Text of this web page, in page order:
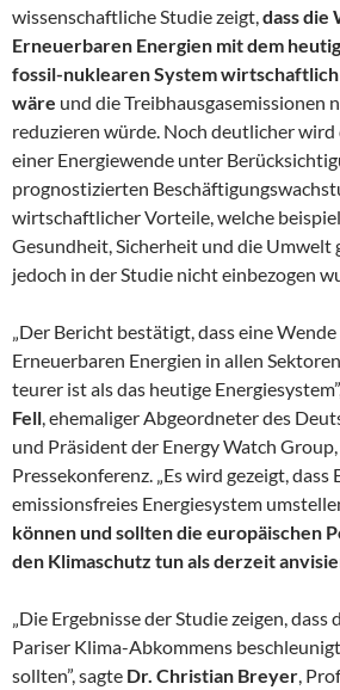
wissenschaftliche Studie zeigt,dass die
Erneuerbaren Energien mit dem
fossil-nuklearen System
wäre und die Treibhausgasemissionen
reduzieren würde. Noch deutlicher
einer Energiewende unter
prognostizierten
wirtschaftlicher Vorteile, welche
Gesundheit, Sicherheit und die Umwelt
jedoch in der Studie nicht einbezogen
„Der Bericht bestätigt, dass eine
Erneuerbaren Energien in allen
teurer ist als das heutige
Fell, ehemaliger Abgeordneter des
und Präsident der Energy Watch
Pressekonferenz. „Es wird gezeigt, dass
emissionsfreies Energiesystem
können und sollten die europäischen
den Klimaschutz tun als derzeit
„Die Ergebnisse der Studie zeigen,
Pariser Klima-Abkommens
sollten”, sagte Dr. Christian Breyer,